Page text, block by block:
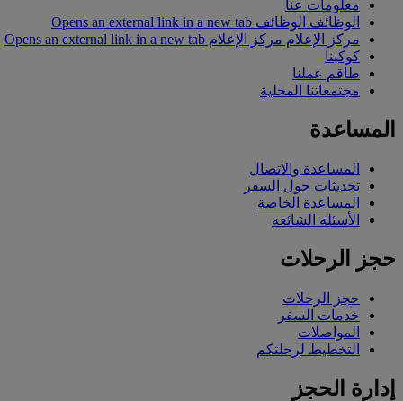
معلومات عنا
الوظائف الوظائف Opens an external link in a new tab
مركز الإعلام مركز الإعلام Opens an external link in a new tab
كوكبنا
طاقم عملنا
مجتمعاتنا المحلية
المساعدة
المساعدة والاتصال
تحديثات حول السفر
المساعدة الخاصة
الأسئلة الشائعة
حجز الرحلات
حجز الرحلات
خدمات السفر
المواصلات
التخطيط لرحلتكم
إدارة الحجز